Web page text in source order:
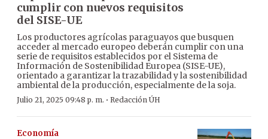
cumplir con nuevos requisitos
del SISE-UE
Los productores agrícolas paraguayos que busquen
acceder al mercado europeo deberán cumplir con una
serie de requisitos establecidos por el Sistema de
Información de Sostenibilidad Europea (SISE-UE),
orientado a garantizar la trazabilidad y la sostenibilidad
ambiental de la producción, especialmente de la soja.
Julio 21, 2025 09:48 p. m. · Redacción ÚH
Economía